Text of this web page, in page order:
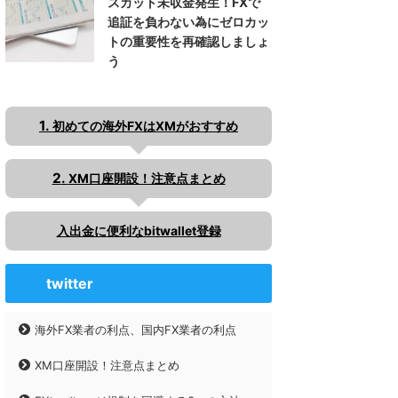
追証を負わない為にゼロカッ
トの重要性を再確認しましょ
う
初めての海外FXはXMがおすすめ
XM口座開設！注意点まとめ
入出金に便利なbitwallet登録
twitter
海外FX業者の利点、国内FX業者の利点
XM口座開設！注意点まとめ